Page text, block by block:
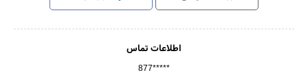
اطلاعات تماس
877*****